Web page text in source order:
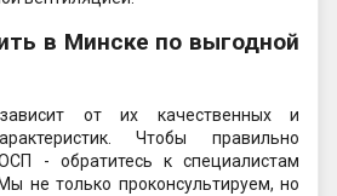
в Минске по выгодной
от их качественных и
Чтобы правильно
- обратитесь к специалистам
не только проконсультируем, но